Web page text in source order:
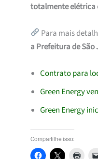
totalmente elétrica
Para mais
a Prefeitura de São
Contrato para
Green Energy
Green Energy
Compartilhe isso: